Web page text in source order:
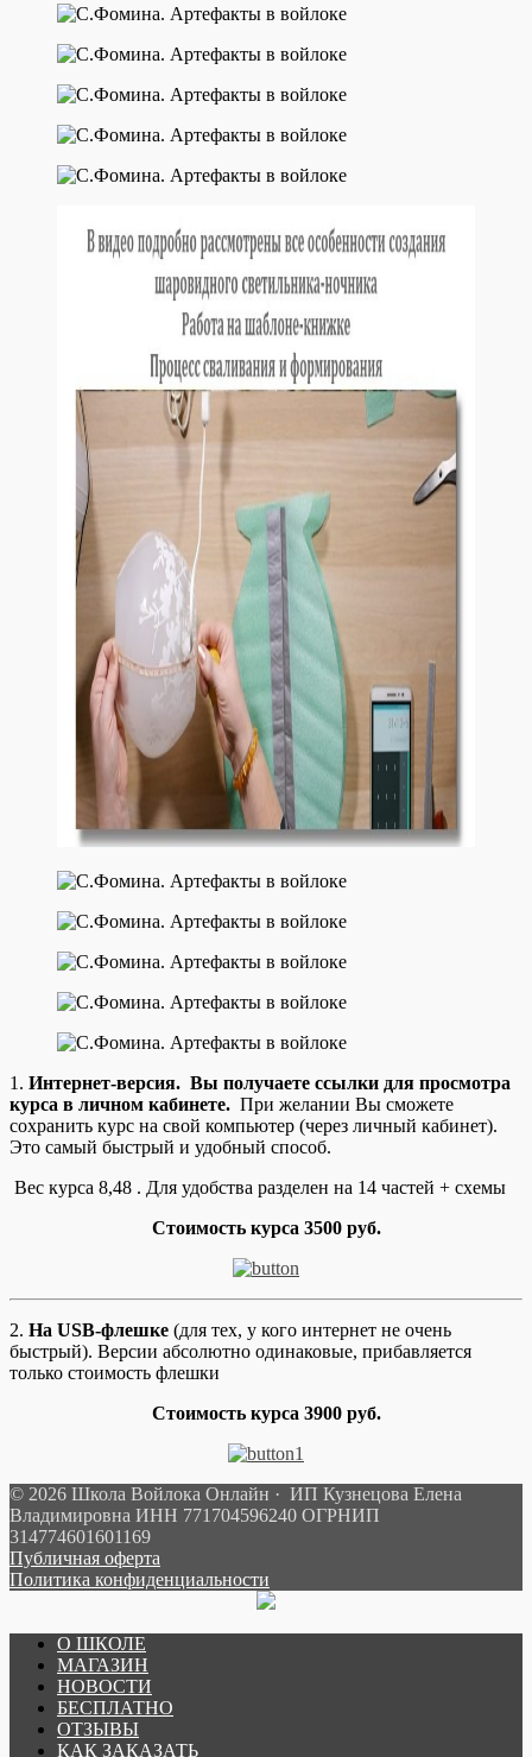
1. Интернет-версия. Вы получаете ссылки для просмотра
курса в личном кабинете. При желании Вы сможете
сохранить курс на свой компьютер (через личный кабинет).
Это самый быстрый и удобный способ.
Вес курса 8,48 . Для удобства разделен на 14 частей + схемы
Стоимость курса 3500 руб.
2. На USB-флешке (для тех, у кого интернет не очень
быстрый). Версии абсолютно одинаковые, прибавляется
только стоимость флешки
Стоимость курса 3900 руб.
© 2026 Школа Войлока Онлайн · ИП Кузнецова Елена
Владимировна ИНН 771704596240 ОГРНИП
314774601601169
Публичная оферта
Политика конфиденциальности
О ШКОЛЕ
МАГАЗИН
НОВОСТИ
БЕСПЛАТНО
ОТЗЫВЫ
КАК ЗАКАЗАТЬ